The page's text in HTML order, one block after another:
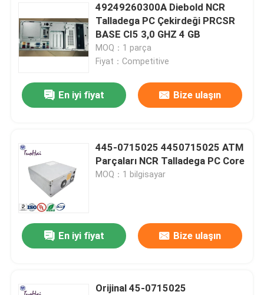
49249260300A Diebold NCR
Talladega PC Çekirdeği PRCSR
BASE CI5 3,0 GHZ 4 GB
MOQ：1 parça
Fiyat：Competitive
En iyi fiyat Bize ulaşın
445-0715025 4450715025 ATM
Parçaları NCR Talladega PC Core
MOQ：1 bilgisayar
En iyi fiyat Bize ulaşın
Orijinal 45-0715025